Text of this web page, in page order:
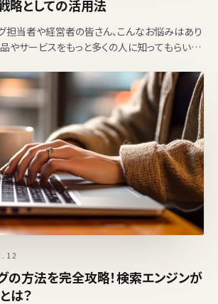
略としての活用法
担当者や経営者の皆さん、こんなお悩みはあり
の方法を完全攻略！検索エンジンが
は？